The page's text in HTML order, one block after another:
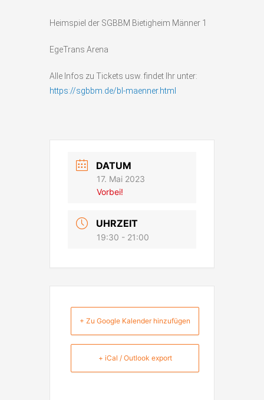
Heimspiel der SGBBM Bietigheim Männer 1
EgeTrans Arena
Alle Infos zu Tickets usw. findet Ihr unter:
https://sgbbm.de/bl-maenner.html
DATUM
17. Mai 2023
Vorbei!
UHRZEIT
19:30 - 21:00
+ Zu Google Kalender hinzufügen
+ iCal / Outlook export